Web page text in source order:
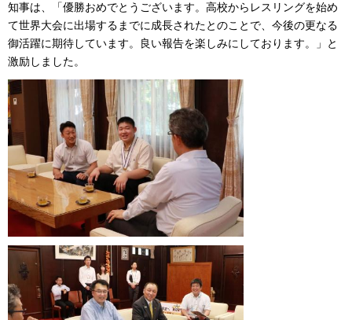
知事は、「優勝おめでとうございます。高校からレスリングを始め
て世界大会に出場するまでに成長されたとのことで、今後の更なる
御活躍に期待しています。良い報告を楽しみにしております。」と
激励しました。